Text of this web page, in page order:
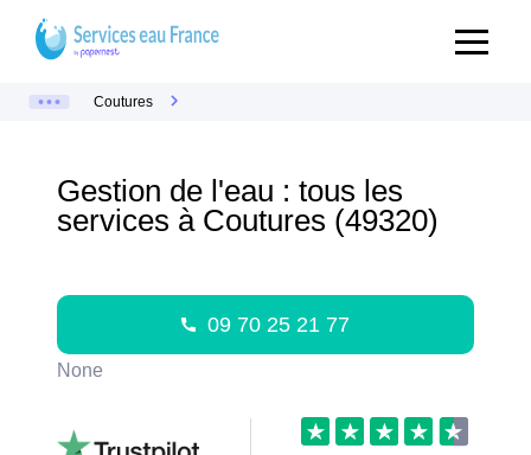
Coutures
Gestion de l'eau : tous les
services à Coutures (49320)
09 70 25 21 77
None